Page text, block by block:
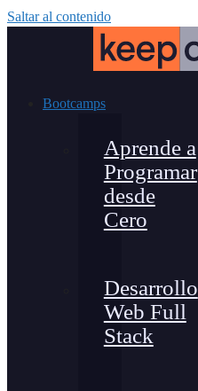
Saltar al contenido
Bootcamps
Aprende a
Programar
desde
Cero
Desarrollo
Web Full
Stack